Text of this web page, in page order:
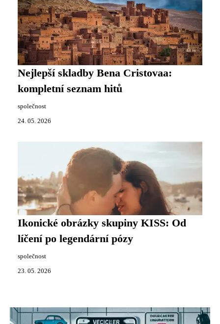
Nejlepší skladby Bena Cristovaa:
kompletní seznam hitů
společnost
24. 05. 2026
Ikonické obrázky skupiny KISS: Od
líčení po legendární pózy
společnost
23. 05. 2026